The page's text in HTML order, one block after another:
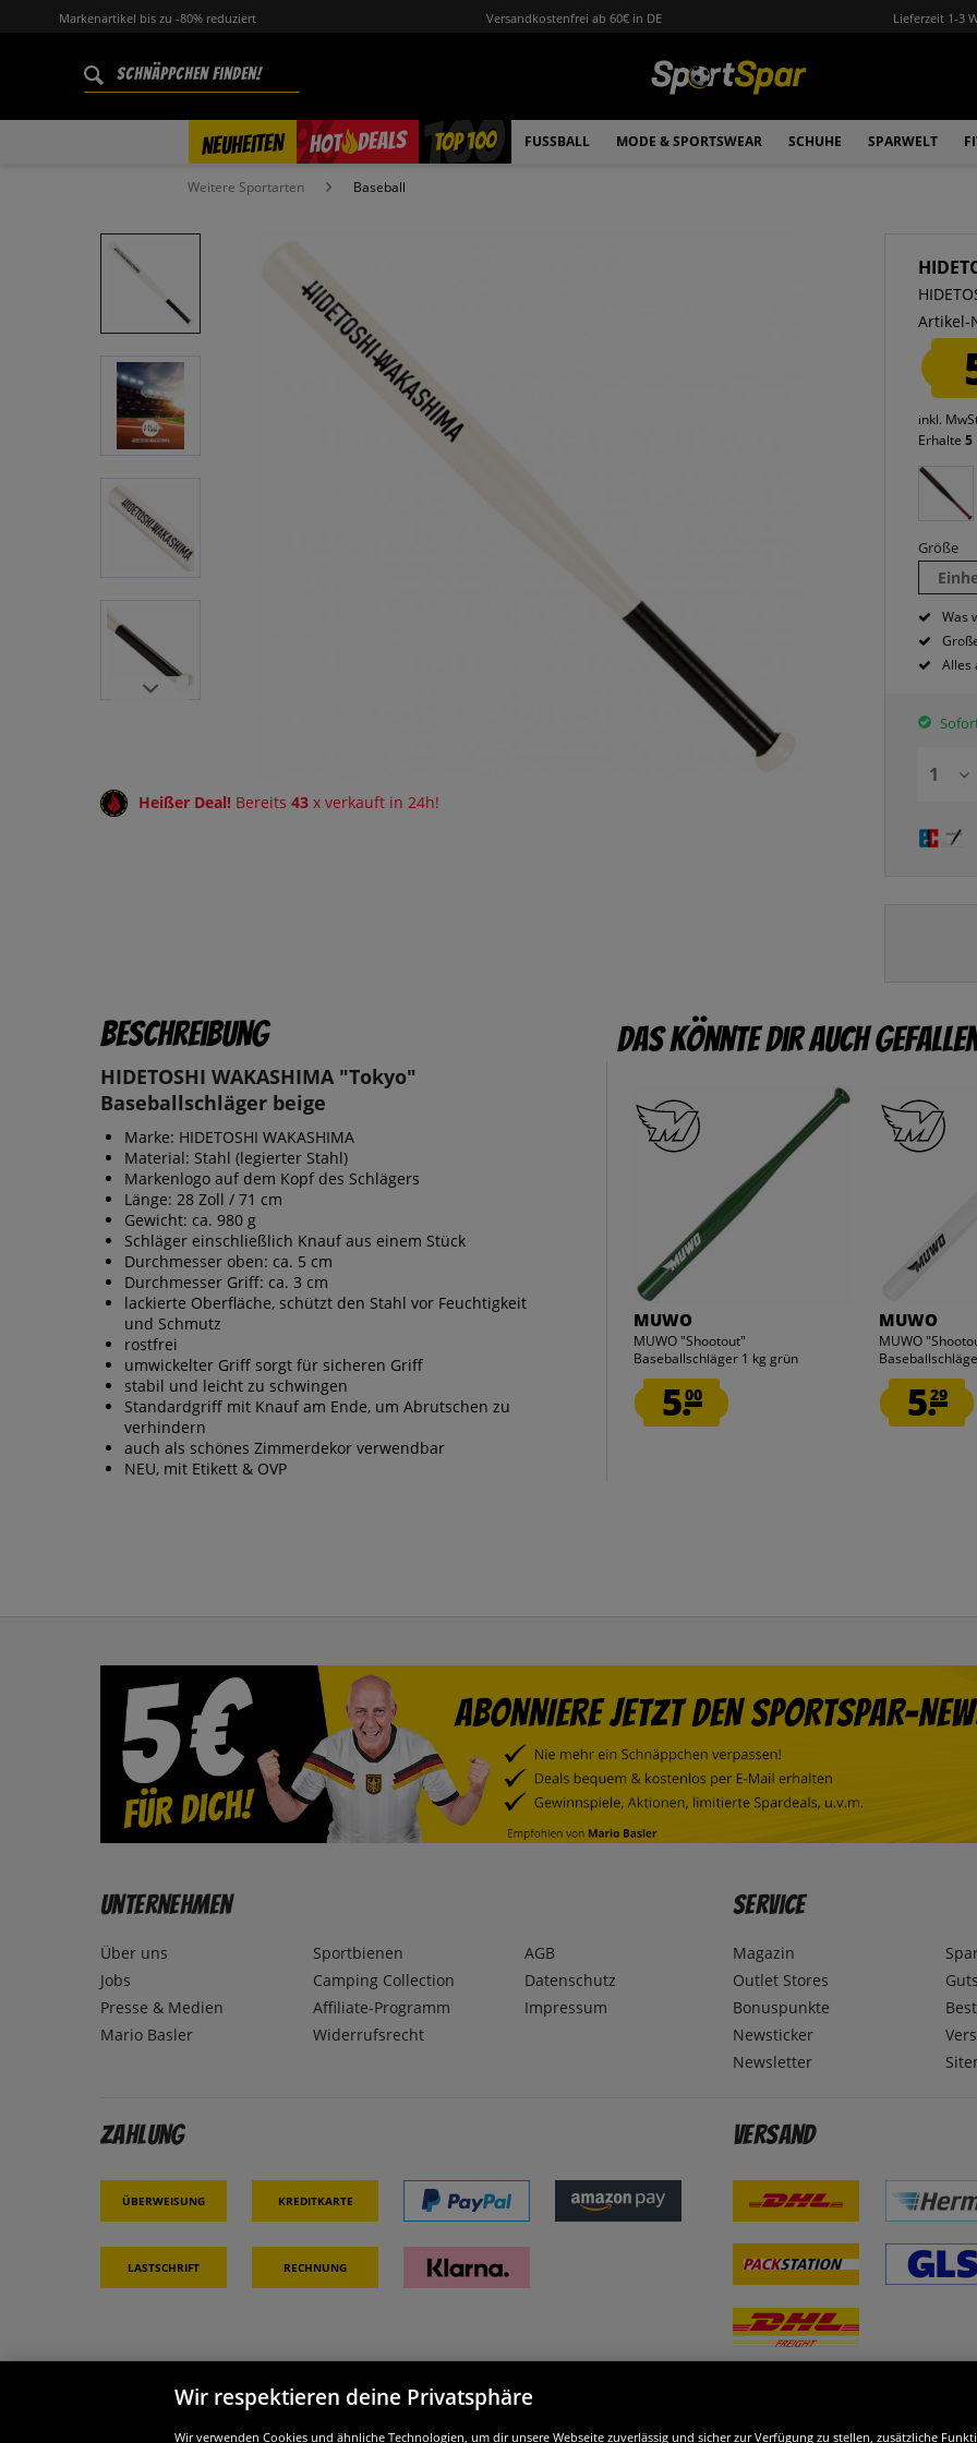
Markenartikel bis zu -80% reduziert Versandkostenfrei ab 60€ in DE Lieferzeit 1-3
NEUHEITEN HOT DEALS
% TOP 100 FUSSBALL MODE & SPORTSWEAR SCHUHE SPARWELT
Weitere Sportarten Baseball
Heißer Deal! Bereits 43 x verkauft in 24h!
Artikel-
inkl.
Erhalte5
Größe
Was
Alles
Beschreibung
HIDETOSHI WAKASHIMA "Tokyo"
Baseballschläger beige
Marke: HIDETOSHI WAKASHIMA
Material: Stahl (legierter Stahl)
Markenlogo auf dem Kopf des Schlägers
Länge: 28 Zoll / 71 cm
Gewicht: ca. 980 g
Schläger einschließlich Knauf aus einem Stück
Durchmesser oben: ca. 5 cm
Durchmesser Griff: ca. 3 cm
lackierte Oberfläche, schützt den Stahl vor Feuchtigkeit
und Schmutz
rostfrei
umwickelter Griff sorgt für sicheren Griff
stabil und leicht zu schwingen
Standardgriff mit Knauf am Ende, um Abrutschen zu
verhindern
auch als schönes Zimmerdekor verwendbar
NEU, mit Etikett & OVP
Das könnte dir auch
MUWO
MUWO "Shootout"
Baseballschläger 1 kg grün
5.00
MUWO
MUWO
5.29
Unternehmen
Über uns
Jobs
Presse & Medien
Mario Basler
Sportbienen
Camping Collection
Affiliate-Programm
Widerrufsrecht
AGB
Datenschutz
Impressum
Service
Magazin
Outlet Stores
Bonuspunkte
Newsticker
Newsletter
Zahlung
Überweisung Kreditkarte
Lastschrift Rechnung
Versand
Partner & Sicherheit Wir sind ausgezeichnet
Wir respektieren deine Privatsphäre
Wir verwenden Cookies und ähnliche Technologien, um dir unsere Webseite zuverlässig und sicher zur Verfügung zu stellen, zusätzliche